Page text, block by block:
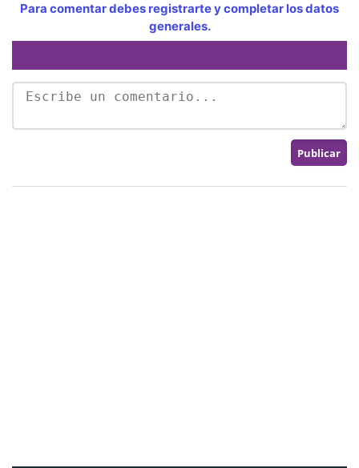
Para comentar debes registrarte y completar los datos
generales.